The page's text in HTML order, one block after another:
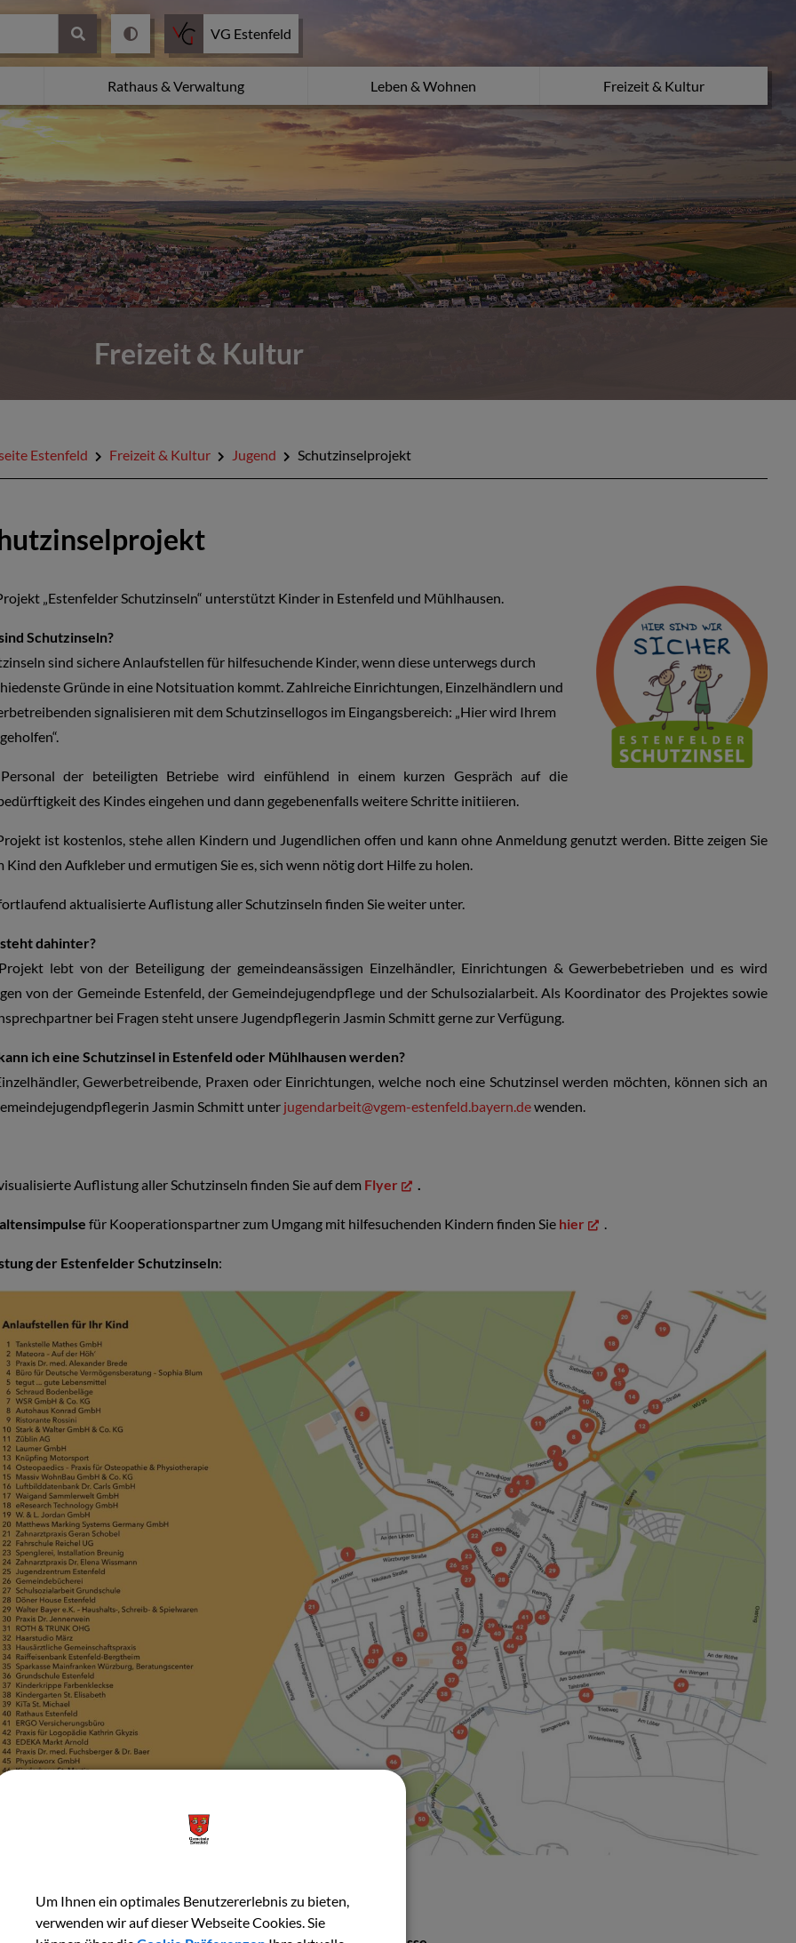
Rathaus & Verwaltung Leben & Wohnen Freizeit & Kultur
VG Estenfeld
Freizeit & Kultur
Estenfeld Freizeit & Kultur Jugend Schutzinselprojekt
„Estenfelder Schutzinseln“ unterstützt Kinder in Estenfeld und Mühlhausen.
Schutzinseln?
sind sichere Anlaufstellen für hilfesuchende Kinder, wenn diese unterwegs durch
Gründe in eine Notsituation kommt. Zahlreiche Einrichtungen, Einzelhändlern und
signalisieren mit dem Schutzinsellogos im Eingangsbereich: „Hier wird Ihrem
der beteiligten Betriebe wird einfühlend in einem kurzen Gespräch auf die
des Kindes eingehen und dann gegebenenfalls weitere Schritte initiieren.
ist kostenlos, stehe allen Kindern und Jugendlichen offen und kann ohne Anmeldung genutzt werden. Bitte zeigen Sie
Kind den Aufkleber und ermutigen Sie es, sich wenn nötig dort Hilfe zu holen.
aktualisierte Auflistung aller Schutzinseln finden Sie weiter unter.
dahinter?
lebt von der Beteiligung der gemeindeansässigen Einzelhändler, Einrichtungen & Gewerbebetrieben und es wird
von der Gemeinde Estenfeld, der Gemeindejugendpflege und der Schulsozialarbeit. Als Koordinator des Projektes sowie
bei Fragen steht unsere Jugendpflegerin Jasmin Schmitt gerne zur Verfügung.
ich eine Schutzinsel in Estenfeld oder Mühlhausen werden?
Gewerbetreibende, Praxen oder Einrichtungen, welche noch eine Schutzinsel werden möchten, können sich an
Jasmin Schmitt unter jugendarbeit@vgem-estenfeld.bayern.dewenden.
Auflistung aller Schutzinseln finden Sie auf dem Flyer .
für Kooperationspartner zum Umgang mit hilfesuchenden Kindern finden Sie hier .
der Estenfelder Schutzinseln:
Um Ihnen ein optimales Benutzererlebnis zu bieten,
verwenden wir auf dieser Webseite Cookies. Sie